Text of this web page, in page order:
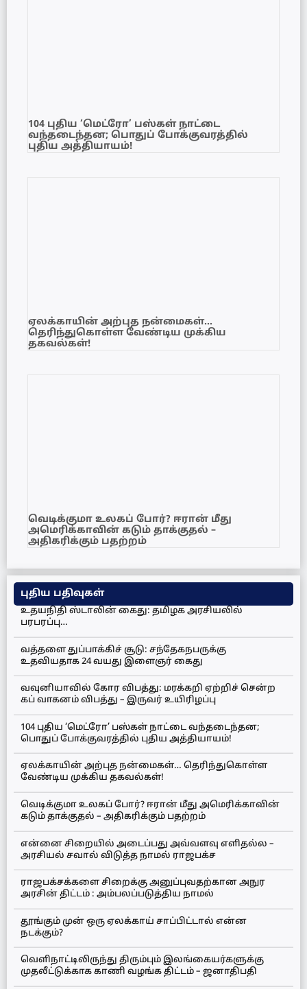
104 புதிய ‘மெட்ரோ’ பஸ்கள் நாட்டை
வந்தடைந்தன; பொதுப் போக்குவரத்தில்
புதிய அத்தியாயம்!
ஏலக்காயின் அற்புத நன்மைகள்…
தெரிந்துகொள்ள வேண்டிய முக்கிய
தகவல்கள்!
வெடிக்குமா உலகப் போர்? ஈரான் மீது
அமெரிக்காவின் கடும் தாக்குதல் –
அதிகரிக்கும் பதற்றம்
புதிய பதிவுகள்
உதயநிதி ஸ்டாலின் கைது: தமிழக அரசியலில்
பரபரப்பு…
வத்தளை துப்பாக்கிச் சூடு: சந்தேகநபருக்கு
உதவியதாக 24 வயது இளைஞர் கைது
வவுனியாவில் கோர விபத்து: மரக்கறி ஏற்றிச் சென்ற
கப் வாகனம் விபத்து – இருவர் உயிரிழப்பு
104 புதிய ‘மெட்ரோ’ பஸ்கள் நாட்டை வந்தடைந்தன;
பொதுப் போக்குவரத்தில் புதிய அத்தியாயம்!
ஏலக்காயின் அற்புத நன்மைகள்… தெரிந்துகொள்ள
வேண்டிய முக்கிய தகவல்கள்!
வெடிக்குமா உலகப் போர்? ஈரான் மீது அமெரிக்காவின்
கடும் தாக்குதல் – அதிகரிக்கும் பதற்றம்
என்னை சிறையில் அடைப்பது அவ்வளவு எளிதல்ல –
அரசியல் சவால் விடுத்த நாமல் ராஜபக்ச
ராஜபக்சக்களை சிறைக்கு அனுப்புவதற்கான அநுர
அரசின் திட்டம் : அம்பலப்படுத்திய நாமல்
தூங்கும் முன் ஒரு ஏலக்காய் சாப்பிட்டால் என்ன
நடக்கும்?
வெளிநாட்டிலிருந்து திரும்பும் இலங்கையர்களுக்கு
முதலீட்டுக்காக காணி வழங்க திட்டம் – ஜனாதிபதி